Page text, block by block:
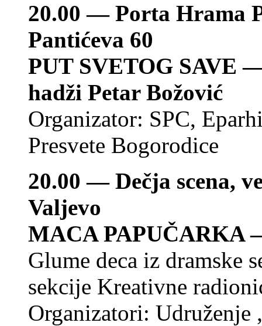
20.00 — Porta Hrama
Pantićeva 60
PUT SVETOG SAVE —
hadži Petar Božović
Organizator: SPC,
Presvete Bogorodice
20.00 — Dečja scena,
Valjevo
MACA PAPUČARKA
Glume deca iz dramske
sekcije Kreativne
Organizatori: